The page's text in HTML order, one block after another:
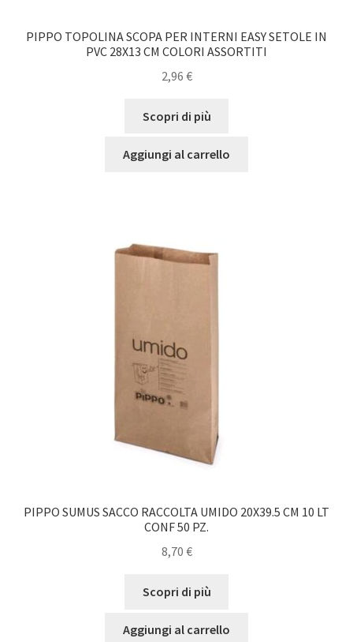
PIPPO TOPOLINA SCOPA PER INTERNI EASY SETOLE IN
PVC 28X13 CM COLORI ASSORTITI
2,96 €
Scopri di più
Aggiungi al carrello
PIPPO SUMUS SACCO RACCOLTA UMIDO 20X39.5 CM 10 LT
CONF 50 PZ.
8,70 €
Scopri di più
Aggiungi al carrello